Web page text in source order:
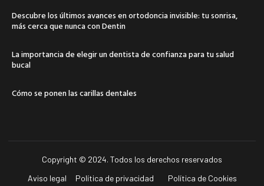
Descubre los últimos avances en ortodoncia invisible: tu sonrisa,
más cerca que nunca con Dentin
La importancia de elegir un dentista de confianza para tu salud
bucal
Cómo se ponen las carillas dentales
Copyright © 2024. Todos los derechos reservados
Aviso legal
Política de privacidad Política de Cookies